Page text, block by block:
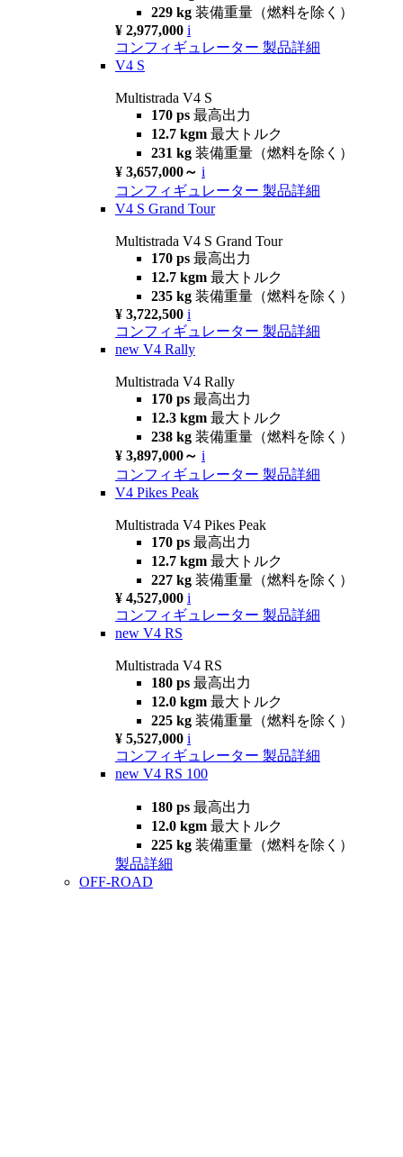
229 kg 装備重量（燃料を除く）
¥ 2,977,000 i
コンフィギュレーター 製品詳細
V4 S
Multistrada V4 S
170 ps 最高出力
12.7 kgm 最大トルク
231 kg 装備重量（燃料を除く）
¥ 3,657,000～ i
コンフィギュレーター 製品詳細
V4 S Grand Tour
Multistrada V4 S Grand Tour
170 ps 最高出力
12.7 kgm 最大トルク
235 kg 装備重量（燃料を除く）
¥ 3,722,500 i
コンフィギュレーター 製品詳細
new V4 Rally
Multistrada V4 Rally
170 ps 最高出力
12.3 kgm 最大トルク
238 kg 装備重量（燃料を除く）
¥ 3,897,000～ i
コンフィギュレーター 製品詳細
V4 Pikes Peak
Multistrada V4 Pikes Peak
170 ps 最高出力
12.7 kgm 最大トルク
227 kg 装備重量（燃料を除く）
¥ 4,527,000 i
コンフィギュレーター 製品詳細
new V4 RS
Multistrada V4 RS
180 ps 最高出力
12.0 kgm 最大トルク
225 kg 装備重量（燃料を除く）
¥ 5,527,000 i
コンフィギュレーター 製品詳細
new V4 RS 100
180 ps 最高出力
12.0 kgm 最大トルク
225 kg 装備重量（燃料を除く）
製品詳細
OFF-ROAD